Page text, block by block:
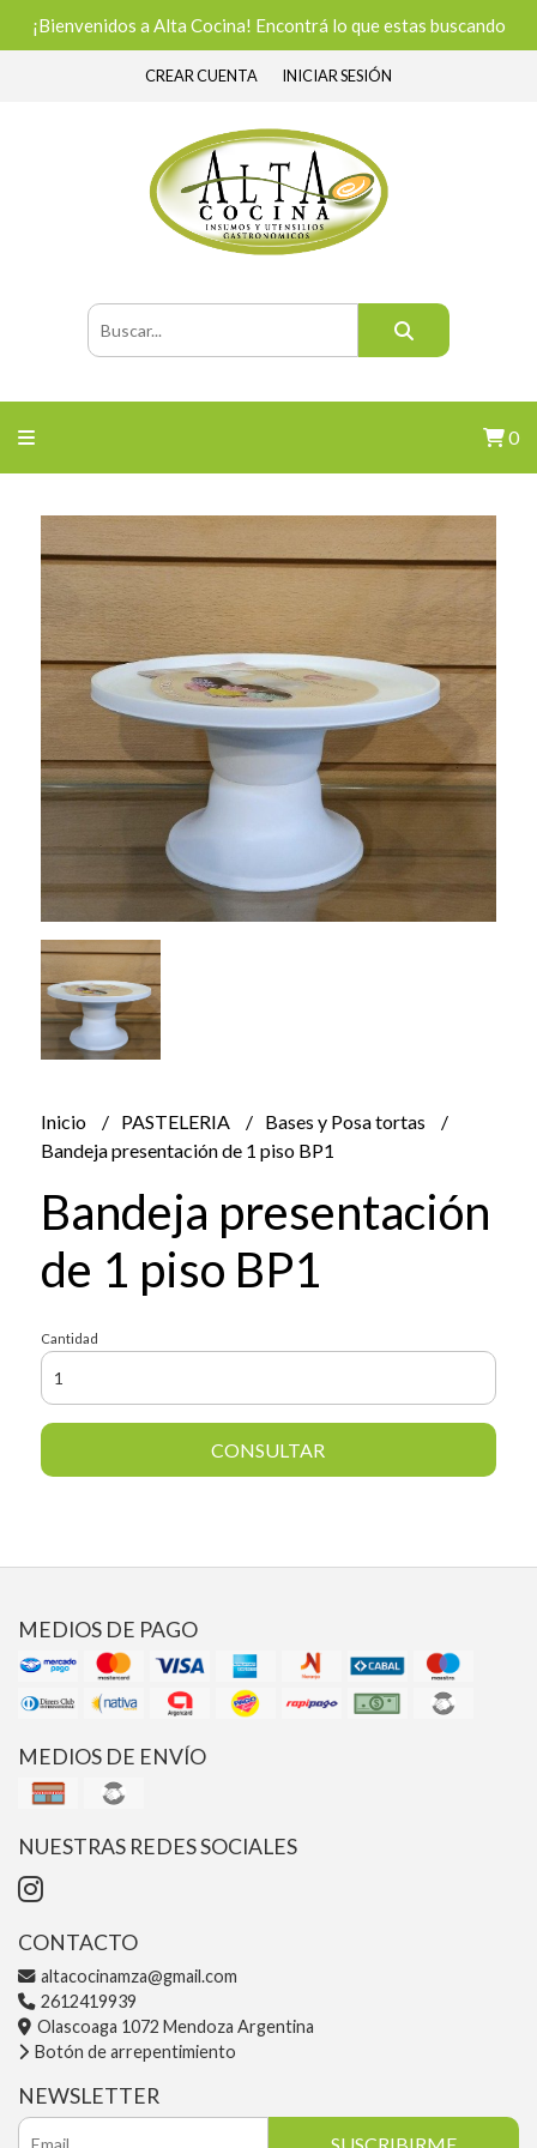
¡Bienvenidos a Alta Cocina! Encontrá lo que estas buscando
CREAR CUENTA INICIAR SESIÓN
0
Inicio PASTELERIA
Bases y Posa tortas
Bandeja presentación de 1 piso BP1
Bandeja presentación
de 1 piso BP1
Cantidad
CONSULTAR
MEDIOS DE PAGO
MEDIOS DE ENVÍO
NUESTRAS REDES SOCIALES
CONTACTO
altacocinamza@gmail.com
2612419939
Olascoaga 1072 Mendoza Argentina
Botón de arrepentimiento
NEWSLETTER